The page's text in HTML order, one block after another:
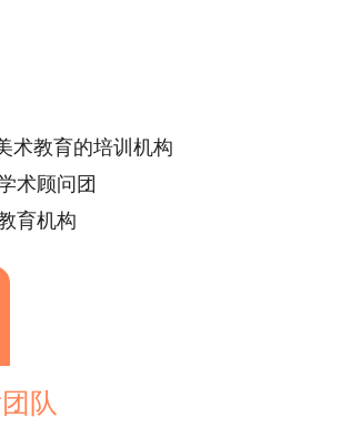
术教育的培训机构
术顾问团
育机构
队